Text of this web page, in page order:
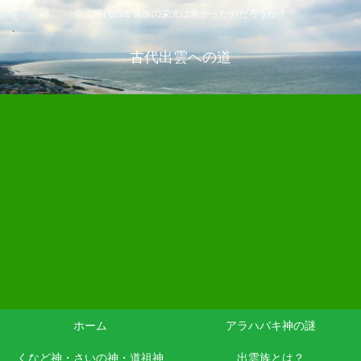
弥生時代の出雲族の栄光は無かったのだろうか？
古代出雲への道
ホーム アラハバキ神の謎
くなど神・さいの神・道祖神 出雲族とは？